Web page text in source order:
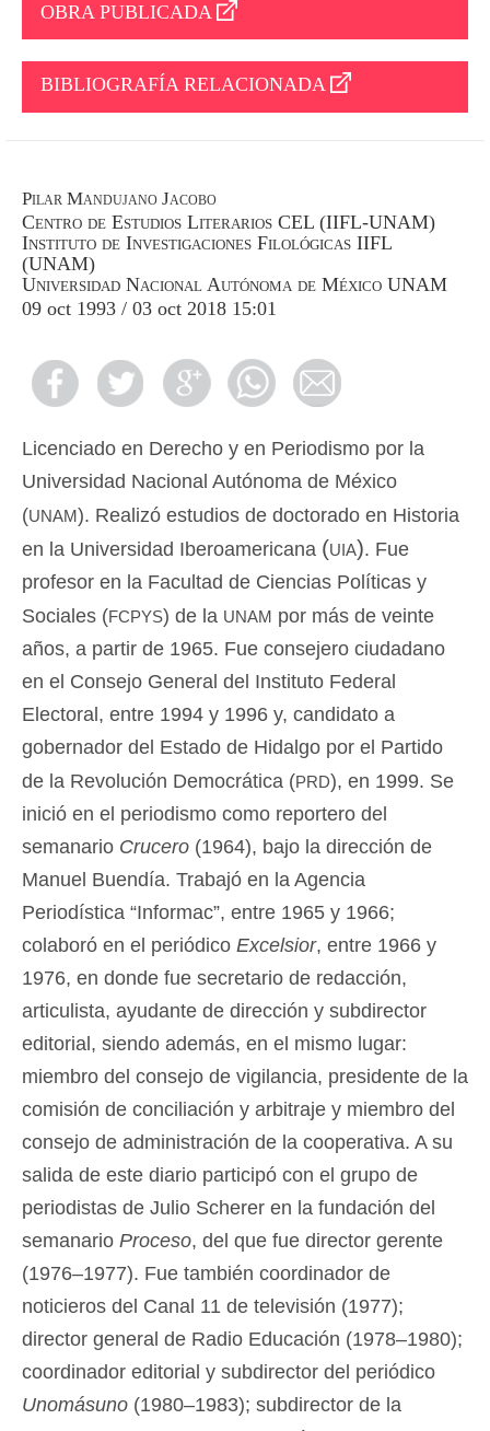
OBRA PUBLICADA
BIBLIOGRAFÍA RELACIONADA
Pilar Mandujano Jacobo
Centro de Estudios Literarios CEL (IIFL-UNAM)
Instituto de Investigaciones Filológicas IIFL
(UNAM)
Universidad Nacional Autónoma de México UNAM
09 oct 1993 / 03 oct 2018 15:01
Licenciado en Derecho y en Periodismo por la
Universidad Nacional Autónoma de México
(unam). Realizó estudios de doctorado en Historia
en la Universidad Iberoamericana (uia). Fue
profesor en la Facultad de Ciencias Políticas y
Sociales (fcpys) de la unam por más de veinte
años, a partir de 1965. Fue consejero ciudadano
en el Consejo General del Instituto Federal
Electoral, entre 1994 y 1996 y, candidato a
gobernador del Estado de Hidalgo por el Partido
de la Revolución Democrática (prd), en 1999. Se
inició en el periodismo como reportero del
semanario Crucero (1964), bajo la dirección de
Manuel Buendía. Trabajó en la Agencia
Periodística “Informac”, entre 1965 y 1966;
colaboró en el periódico Excelsior, entre 1966 y
1976, en donde fue secretario de redacción,
articulista, ayudante de dirección y subdirector
editorial, siendo además, en el mismo lugar:
miembro del consejo de vigilancia, presidente de la
comisión de conciliación y arbitraje y miembro del
consejo de administración de la cooperativa. A su
salida de este diario participó con el grupo de
periodistas de Julio Scherer en la fundación del
semanario Proceso, del que fue director gerente
(1976–1977). Fue también coordinador de
noticieros del Canal 11 de televisión (1977);
director general de Radio Educación (1978–1980);
coordinador editorial y subdirector del periódico
Unomásuno (1980–1983); subdirector de la